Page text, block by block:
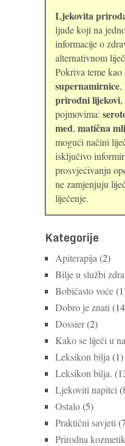
Ljekovita
ljude koji na
informacije o
alternativnom
Pokriva teme kao
supernamirnice,
prirodni lijekovi,
pojmovima:
med, matična
mogući načini
isključivo
prosvjećivanju
ne zamjenjuju
liječenje.
Kategorije
Apiterapija (2)
Bilje u službi
Bobičasto voće
Dobro je znati
Dossier(2)
Kako se liječi u
Leksikon bilja (1)
Leksikon bilja.
Ljekoviti napitci
Ostalo(5)
Praktični savjeti
Prirodna